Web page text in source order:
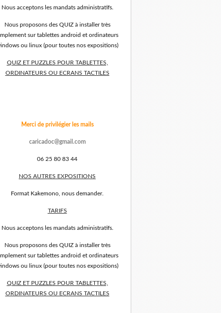
Nous acceptons les mandats administratifs.
Nous proposons des QUIZ à installer très
sur tablettes android et ordinateurs
ou linux (pour toutes nos expositions)
QUIZ ET PUZZLES POUR TABLETTES,
ORDINATEURS OU ECRANS TACTILES
Merci de privilégier les mails
caricadoc@gmail.com
06 25 80 83 44
NOS AUTRES EXPOSITIONS
Format Kakemono, nous demander.
TARIFS
Nous acceptons les mandats administratifs.
Nous proposons des QUIZ à installer très
sur tablettes android et ordinateurs
ou linux (pour toutes nos expositions)
QUIZ ET PUZZLES POUR TABLETTES,
ORDINATEURS OU ECRANS TACTILES